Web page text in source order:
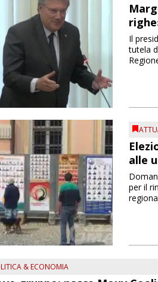
Il
tutela
alle
per il
& ECONOMIA